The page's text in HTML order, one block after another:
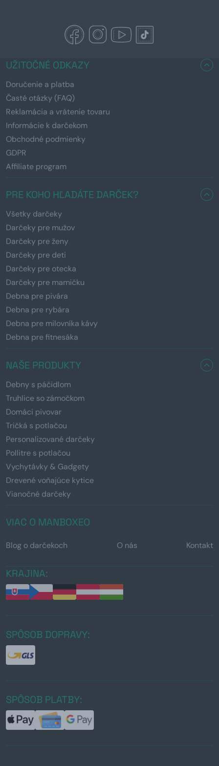
UŽITOČNÉ ODKAZY
Doručenie a platba
Časté otázky (FAQ)
Reklamácia a vrátenie tovaru
Informácie k darčekom
Obchodné podmienky
GDPR
Affiliate program
PRE KOHO HĽADÁTE DARČEK?
Všetky darčeky
Darčeky pre mužov
Darčeky pre ženy
Darčeky pre deti
Darčeky pre otecka
Darčeky pre mamičku
Debna pre pivára
Debna pre rybára
Debna pre milovníka kávy
Debna pre fitnesáka
NAŠE PRODUKTY
Debny s páčidlom
Truhlice so zámočkom
Domáci pivovar
Tričká s potlačou
Personalizované darčeky
Pollitre s potlačou
Vychytávky & Gadgety
Drevené voňajúce kytice
Vianočné darčeky
VIAC O MANBOXEO
Blog o darčekoch O nás Kontakt
KRAJINA:
SPÔSOB DOPRAVY:
SPÔSOB PLATBY: